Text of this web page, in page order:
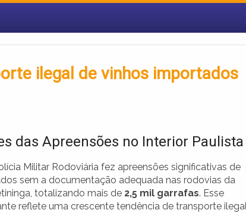
ilegal de vinhos importados
das Apreensões no Interior Paulista
Militar Rodoviária fez apreensões significativas de
sem a documentação adequada nas rodovias da
totalizando mais de 2,5 mil garrafas. Esse
reflete uma crescente tendência de transporte